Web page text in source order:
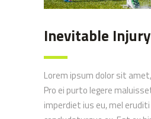
Inevitable Injury
Lorem ipsum dolor sit
Pro ei purto legere
imperdiet ius eu, mel